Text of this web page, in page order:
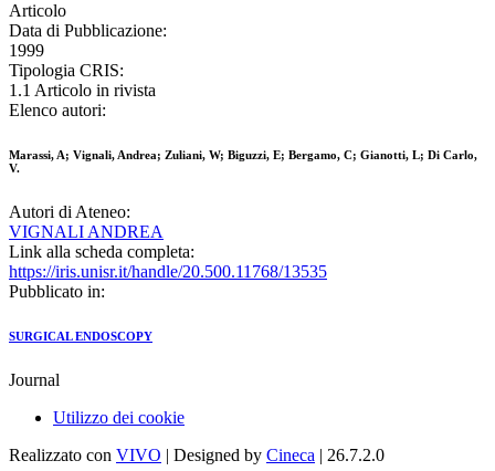
Articolo
Data di Pubblicazione:
1999
Tipologia CRIS:
1.1 Articolo in rivista
Elenco autori:
Marassi, A; Vignali, Andrea; Zuliani, W; Biguzzi, E; Bergamo, C; Gianotti, L; Di Carlo,
V.
Autori di Ateneo:
VIGNALI ANDREA
Link alla scheda completa:
https://iris.unisr.it/handle/20.500.11768/13535
Pubblicato in:
SURGICAL ENDOSCOPY
Journal
Utilizzo dei cookie
Realizzato con VIVO | Designed by Cineca | 26.7.2.0